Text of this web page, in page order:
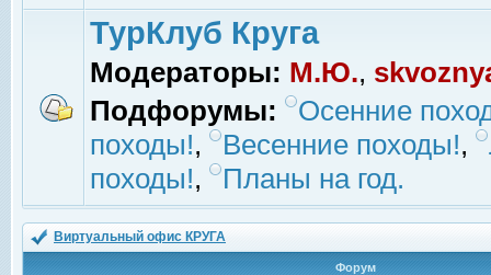
ТурКлуб Круга
Модераторы: М.Ю.,
Подфорумы:
Осенние
походы!, Весенние походы!,
походы!, Планы на год.
Виртуальный офис КРУГА
Форум